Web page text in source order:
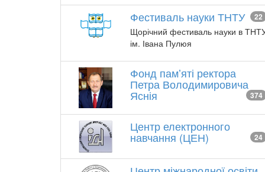
Фестиваль науки ТНТУ 22
Щорічний фестиваль науки в
ім. Івана Пулюя
Фонд памʼяті ректора
Петра Володимировича
Яснія 374
Центр електронного
навчання (ЦЕН) 24